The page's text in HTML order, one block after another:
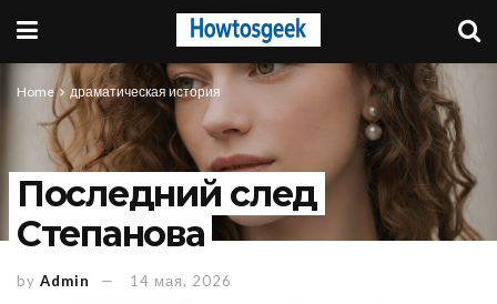
Home драматическая история
Последний след
Степанова
by Admin 14 мая, 2026